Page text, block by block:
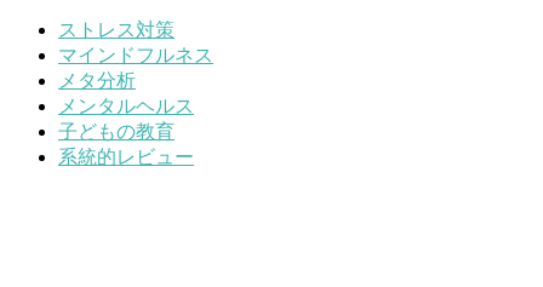
ストレス対策
マインドフルネス
メタ分析
メンタルヘルス
子どもの教育
系統的レビュー